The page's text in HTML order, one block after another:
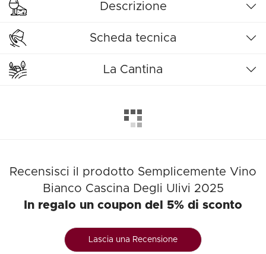
Descrizione
Scheda tecnica
La Cantina
Recensisci il prodotto Semplicemente Vino
Bianco Cascina Degli Ulivi 2025
In regalo un coupon del 5% di sconto
Lascia una Recensione